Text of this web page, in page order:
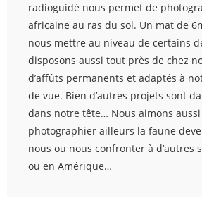
radioguidé nous permet de
africaine au ras du sol. Un mat de
nous mettre au niveau de certains
disposons aussi tout près de chez
d’affûts permanents et adaptés à
de vue. Bien d’autres projets sont
dans notre tête… Nous aimons
photographier ailleurs la faune
nous ou nous confronter à d’autres
ou en Amérique…